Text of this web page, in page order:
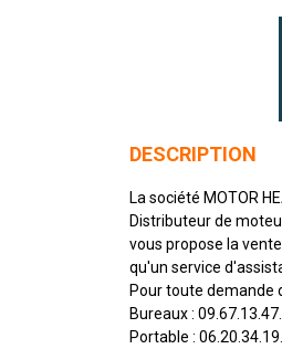
DESCRIPTION
La société MOTOR
Distributeur de
vous propose la
qu'un service
Pour toute demande
Bureaux :
Portable :